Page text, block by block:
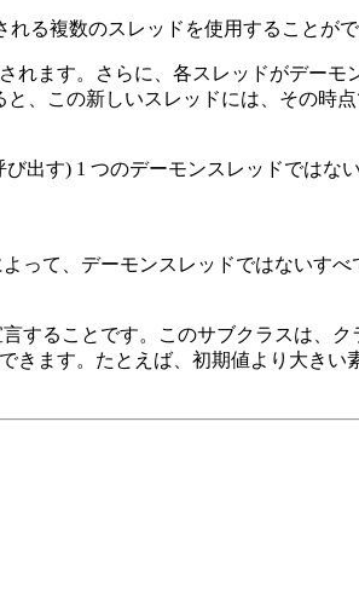
る複数のスレッドを使用することがで
れます。さらに、各スレッドがデーモ
と、この新しいスレッドには、その時
出す) 1 つのデーモンスレッドではな
って、デーモンスレッドではないすべ
することです。このサブクラスは、ク
きます。たとえば、初期値より大きい